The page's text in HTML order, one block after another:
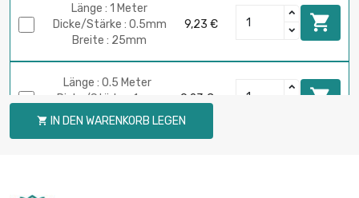
Länge : 1 Meter
Dicke/Stärke : 0.5mm
Breite : 25mm
9,23 € 
Länge : 0.5 Meter
Dicke/Stärke : 1mm
Breite : 25mm
9,23 € 
 IN DEN WARENKORB LEGEN